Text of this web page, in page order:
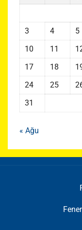
3
4 5
10
11
17
18
24
25
31
« Ağu